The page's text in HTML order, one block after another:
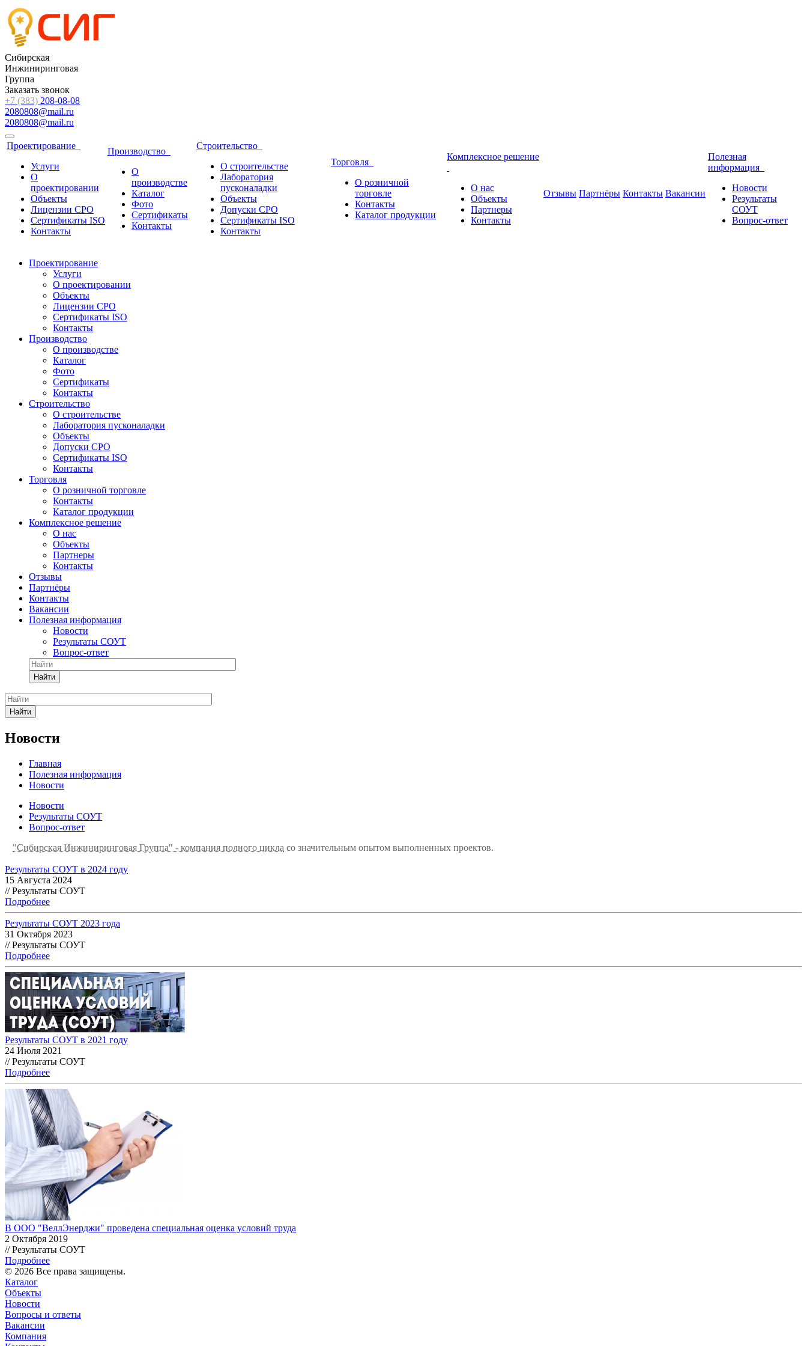
Сибирская
Инжиниринговая
Группа
Заказать звонок
+7 (383) 208-08-08
2080808@mail.ru
2080808@mail.ru
Проектирование
Услуги
О
проектировании
Объекты
Лицензии СРО
Сертификаты ISO
Контакты
Производство
О
производстве
Каталог
Фото
Сертификаты
Контакты
Строительство
О строительстве
Лаборатория
пусконаладки
Объекты
Допуски СРО
Сертификаты ISO
Контакты
Торговля
О розничной
торговле
Контакты
Каталог продукции
Комплексное решение
О нас
Объекты
Партнеры
Контакты
Отзывы Партнёры Контакты Вакансии
Полезная
информация
Новости
Результаты
СОУТ
Вопрос-ответ
Проектирование
Услуги
О проектировании
Объекты
Лицензии СРО
Сертификаты ISO
Контакты
Производство
О производстве
Каталог
Фото
Сертификаты
Контакты
Строительство
О строительстве
Лаборатория пусконаладки
Объекты
Допуски СРО
Сертификаты ISO
Контакты
Торговля
О розничной торговле
Контакты
Каталог продукции
Комплексное решение
О нас
Объекты
Партнеры
Контакты
Отзывы
Партнёры
Контакты
Вакансии
Полезная информация
Новости
Результаты СОУТ
Вопрос-ответ
Найти
Найти
Новости
Главная
Полезная информация
Новости
Новости
Результаты СОУТ
Вопрос-ответ
"Сибирская Инжиниринговая Группа" - компания полного цикла со значительным опытом выполненных проектов.
Результаты СОУТ в 2024 году
15 Августа 2024
// Результаты СОУТ
Подробнее
Результаты СОУТ 2023 года
31 Октября 2023
// Результаты СОУТ
Подробнее
Результаты СОУТ в 2021 году
24 Июля 2021
// Результаты СОУТ
Подробнее
В ООО "ВеллЭнерджи" проведена специальная оценка условий труда
2 Октября 2019
// Результаты СОУТ
Подробнее
© 2026 Все права защищены.
Каталог
Объекты
Новости
Вопросы и ответы
Вакансии
Компания